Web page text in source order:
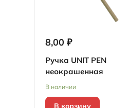
8,00 ₽
Ручка UNIT PEN
неокрашенная
В наличии
В корзину